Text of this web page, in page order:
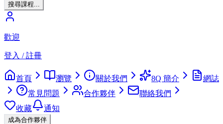
搜尋課程...
歡迎
登入 / 註冊
首頁 瀏覽 關於我們 8Q 簡介
網誌
常見問題
合作夥伴
聯絡我們
收藏
通知
成為合作夥伴